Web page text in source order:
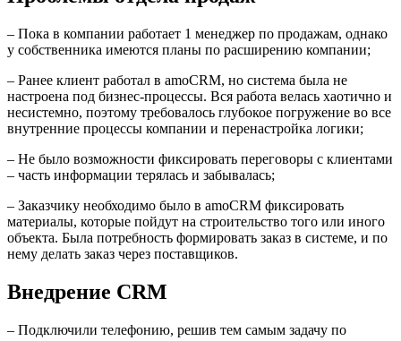
– Пока в компании работает 1 менеджер по продажам, однако
у собственника имеются планы по расширению компании;
– Ранее клиент работал в amoCRM, но система была не
настроена под бизнес-процессы. Вся работа велась хаотично и
несистемно, поэтому требовалось глубокое погружение во все
внутренние процессы компании и перенастройка логики;
– Не было возможности фиксировать переговоры с клиентами
– часть информации терялась и забывалась;
– Заказчику необходимо было в amoCRM фиксировать
материалы, которые пойдут на строительство того или иного
объекта. Была потребность формировать заказ в системе, и по
нему делать заказ через поставщиков.
Внедрение CRM
– Подключили телефонию, решив тем самым задачу по